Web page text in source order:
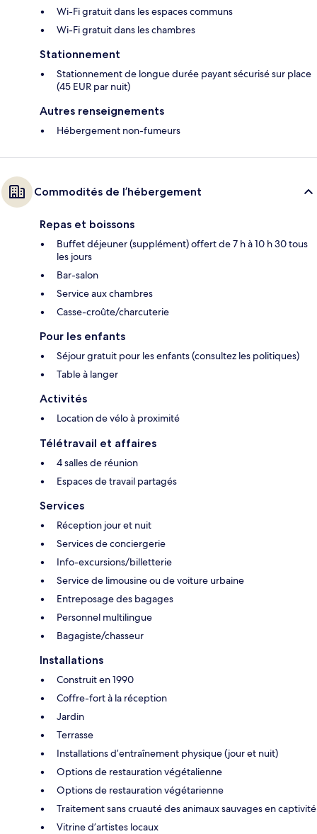
Wi-Fi gratuit dans les espaces communs
Wi-Fi gratuit dans les chambres
Stationnement
Stationnement de longue durée payant sécurisé sur place
(45 EUR par nuit)
Autres renseignements
Hébergement non-fumeurs
Commodités de l’hébergement
Repas et boissons
Buffet déjeuner (supplément) offert de 7 h à 10 h 30 tous
les jours
Bar-salon
Service aux chambres
Casse-croûte/charcuterie
Pour les enfants
Séjour gratuit pour les enfants (consultez les politiques)
Table à langer
Activités
Location de vélo à proximité
Télétravail et affaires
4 salles de réunion
Espaces de travail partagés
Services
Réception jour et nuit
Services de conciergerie
Info-excursions/billetterie
Service de limousine ou de voiture urbaine
Entreposage des bagages
Personnel multilingue
Bagagiste/chasseur
Installations
Construit en 1990
Coffre-fort à la réception
Jardin
Terrasse
Installations d’entraînement physique (jour et nuit)
Options de restauration végétalienne
Options de restauration végétarienne
Traitement sans cruauté des animaux sauvages en captivité
Vitrine d’artistes locaux